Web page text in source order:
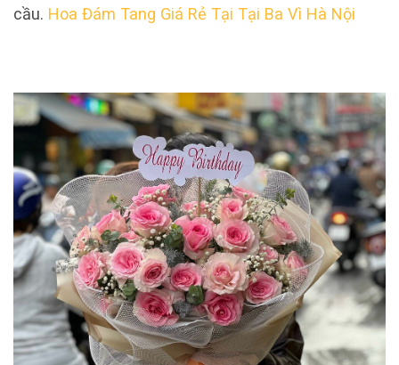
cầu. Hoa Đám Tang Giá Rẻ Tại Tại Ba Vì Hà Nội